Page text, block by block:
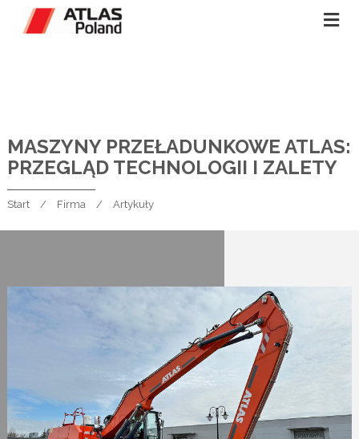
MASZYNY PRZEŁADUNKOWE ATLAS:
PRZEGLĄD TECHNOLOGII I ZALETY
Start Firma Artykuły